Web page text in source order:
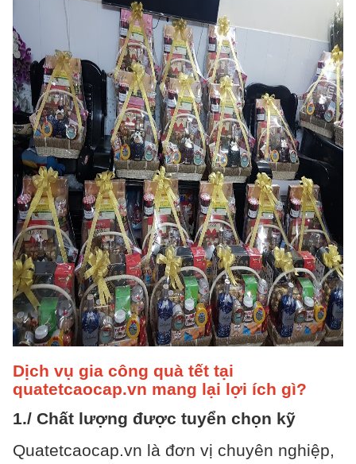
Dịch vụ gia công quà tết tại
quatetcaocap.vn mang lại lợi ích gì?
1./ Chất lượng được tuyển chọn kỹ
Quatetcaocap.vn là đơn vị chuyên nghiệp,